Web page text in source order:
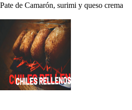
Pate de Camarón, surimi y queso crema